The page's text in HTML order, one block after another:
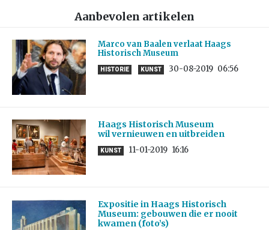
Aanbevolen artikelen
Marco van Baalen verlaat Haags
Historisch Museum
HISTORIE KUNST 30-08-2019 06:56
Haags Historisch Museum
wil vernieuwen en uitbreiden
KUNST 11-01-2019 16:16
Expositie in Haags Historisch
Museum: gebouwen die er nooit
kwamen (foto’s)